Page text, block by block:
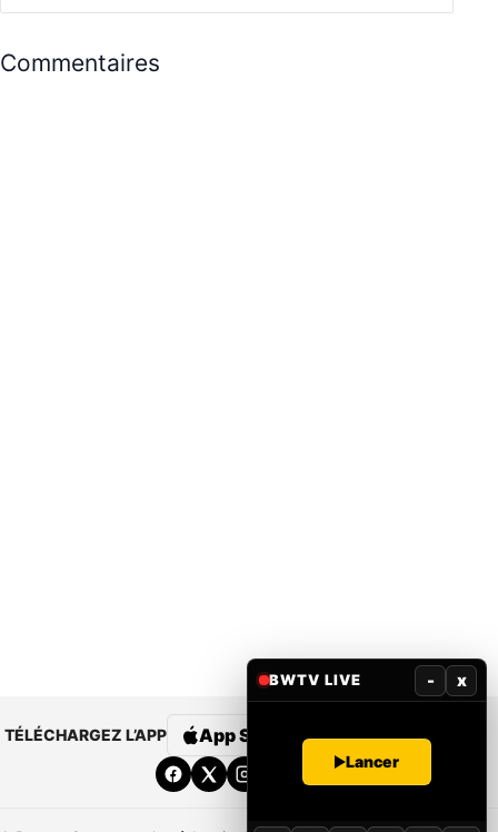
Commentaires
TÉLÉCHARGEZ L’APP App Store Google Play
BWTV LIVE - x
Lancer